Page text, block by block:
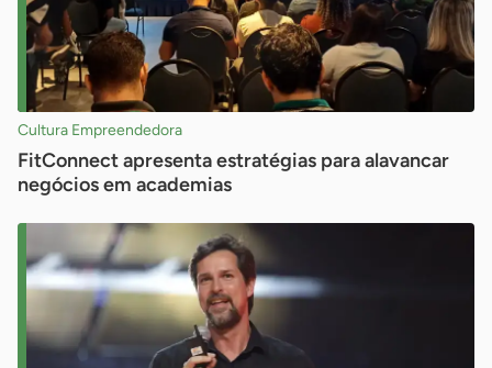
Cultura Empreendedora
FitConnect apresenta estratégias para alavancar
negócios em academias